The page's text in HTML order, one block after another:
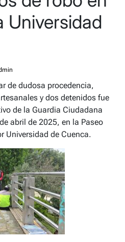
Universidad
de dudosa procedencia,
y dos detenidos fue
de la Guardia Ciudadana
abril de 2025, en la Paseo
Universidad de Cuenca.